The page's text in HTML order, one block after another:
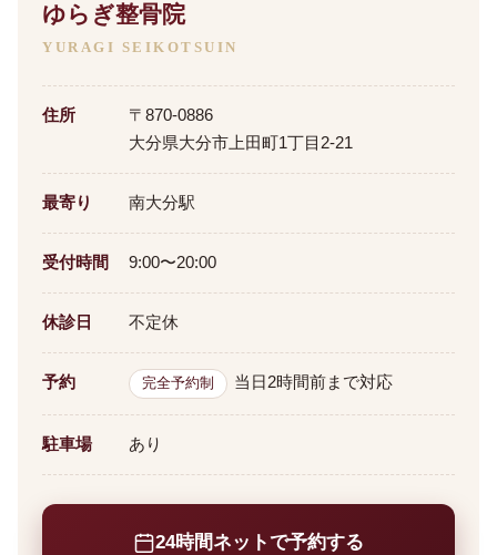
ゆらぎ整骨院
YURAGI SEIKOTSUIN
住所
〒870-0886
大分県大分市上田町1丁目2-21
最寄り 南大分駅
受付時間 9:00〜20:00
休診日 不定休
予約 完全予約制 当日2時間前まで対応
駐車場 あり
24時間ネットで予約する